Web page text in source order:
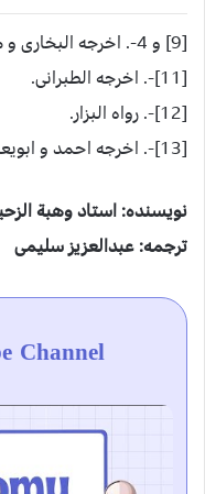
[9] و 4-. اخرجه البخاری و مسلم.
[11]-. اخرجه الطبرانی.
[12]-. رواه البزار.
[13]-. اخرجه احمد و ابویعل و البزار.
نویسنده‌: استاد وهبة
ترجمه‌: عبدالعزیز سلیمی
Channel